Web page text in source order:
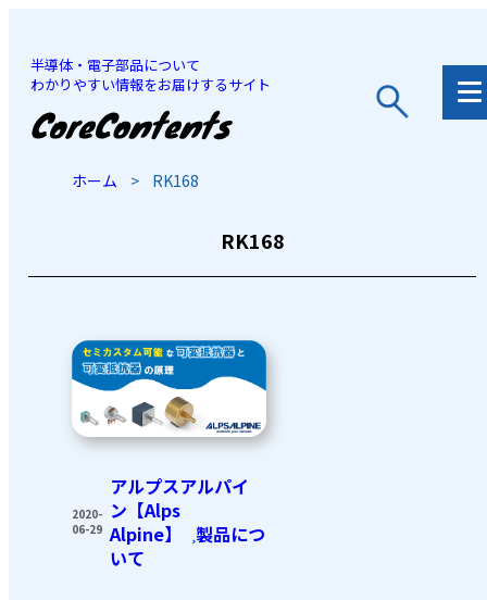
半導体・電子部品について
わかりやすい情報をお届けするサイト
JP
ホーム > RK168
RK168
2020-
06-29
アルプスアルパイ
ン【Alps
Alpine】
,製品につ
いて